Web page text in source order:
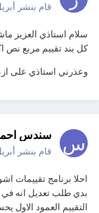
قام بنشر أبريل 18,
سلام استاذي العزيز
كل بند تقييم مربع نص
وعذرني استاذي على
سندس
قام بنشر أبريل 20,
احلا برنامج تقييمات
بدي طلب تعديل انه في
التقييم العمود الاول